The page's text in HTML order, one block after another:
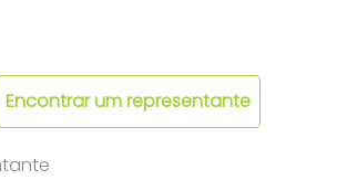
Encontrar um representante